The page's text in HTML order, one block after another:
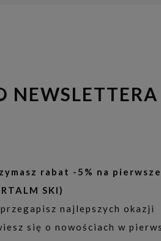
NEWSLETTERA
rabat -5% na
SKI)
najlepszych okazji
się o nowościach w